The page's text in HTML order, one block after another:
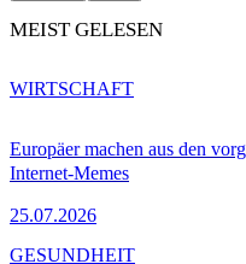
MEIST GELESEN
Europäer machen aus den
Internet-Memes
25.07.2026
WIRTSCHAFT
GESUNDHEIT